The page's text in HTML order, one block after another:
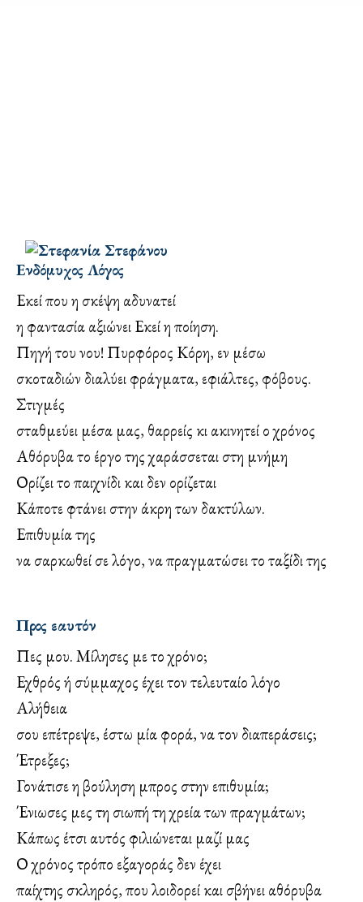
Ενδόμυχος Λόγος
Εκεί που η σκέψη αδυνατεί
η φαντασία αξιώνει Εκεί η ποίηση.
Πηγή του νου! Πυρφόρος Κόρη, εν μέσω
σκοταδιών διαλύει φράγματα, εφιάλτες, φόβους.
Στιγμές
σταθμεύει μέσα μας, θαρρείς κι ακινητεί ο χρόνος
Αθόρυβα το έργο της χαράσσεται στη μνήμη
Ορίζει το παιχνίδι και δεν ορίζεται
Κάποτε φτάνει στην άκρη των δακτύλων.
Επιθυμία της
να σαρκωθεί σε λόγο, να πραγματώσει το ταξίδι της
Προς εαυτόν
Πες μου. Μίλησες με το χρόνο;
Εχθρός ή σύμμαχος έχει τον τελευταίο λόγο
Αλήθεια
σου επέτρεψε, έστω μία φορά, να τον διαπεράσεις;
Έτρεξες;
Γονάτισε η βούληση μπρος στην επιθυμία;
Ένιωσες μες τη σιωπή τη χρεία των πραγμάτων;
Κάπως έτσι αυτός φιλιώνεται μαζί μας
Ο χρόνος τρόπο εξαγοράς δεν έχει
παίχτης σκληρός, που λοιδορεί και σβήνει αθόρυβα